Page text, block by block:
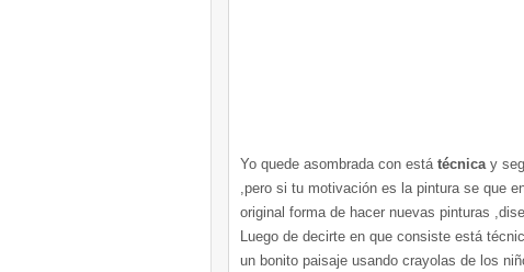
Yo quede asombrada con estátécnica y
,pero si tu motivación es la pintura se que
original forma de hacer nuevas pinturas
Luego de decirte en que consiste está
un bonito paisaje usando crayolas de los